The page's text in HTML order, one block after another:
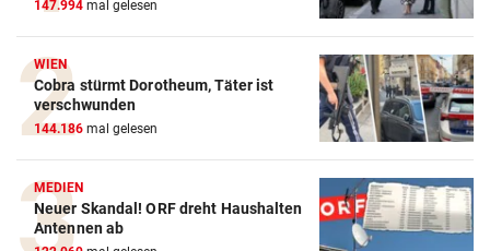
147.994 mal gelesen
WIEN
Cobra stürmt Dorotheum, Täter ist
verschwunden
144.186 mal gelesen
MEDIEN
Neuer Skandal! ORF dreht Haushalten
Antennen ab